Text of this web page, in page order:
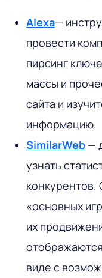
Alexa—
провести
пирсинг
массы и
сайта и
информацию.
SimilarWeb —
узнать
«основных
их
виде с